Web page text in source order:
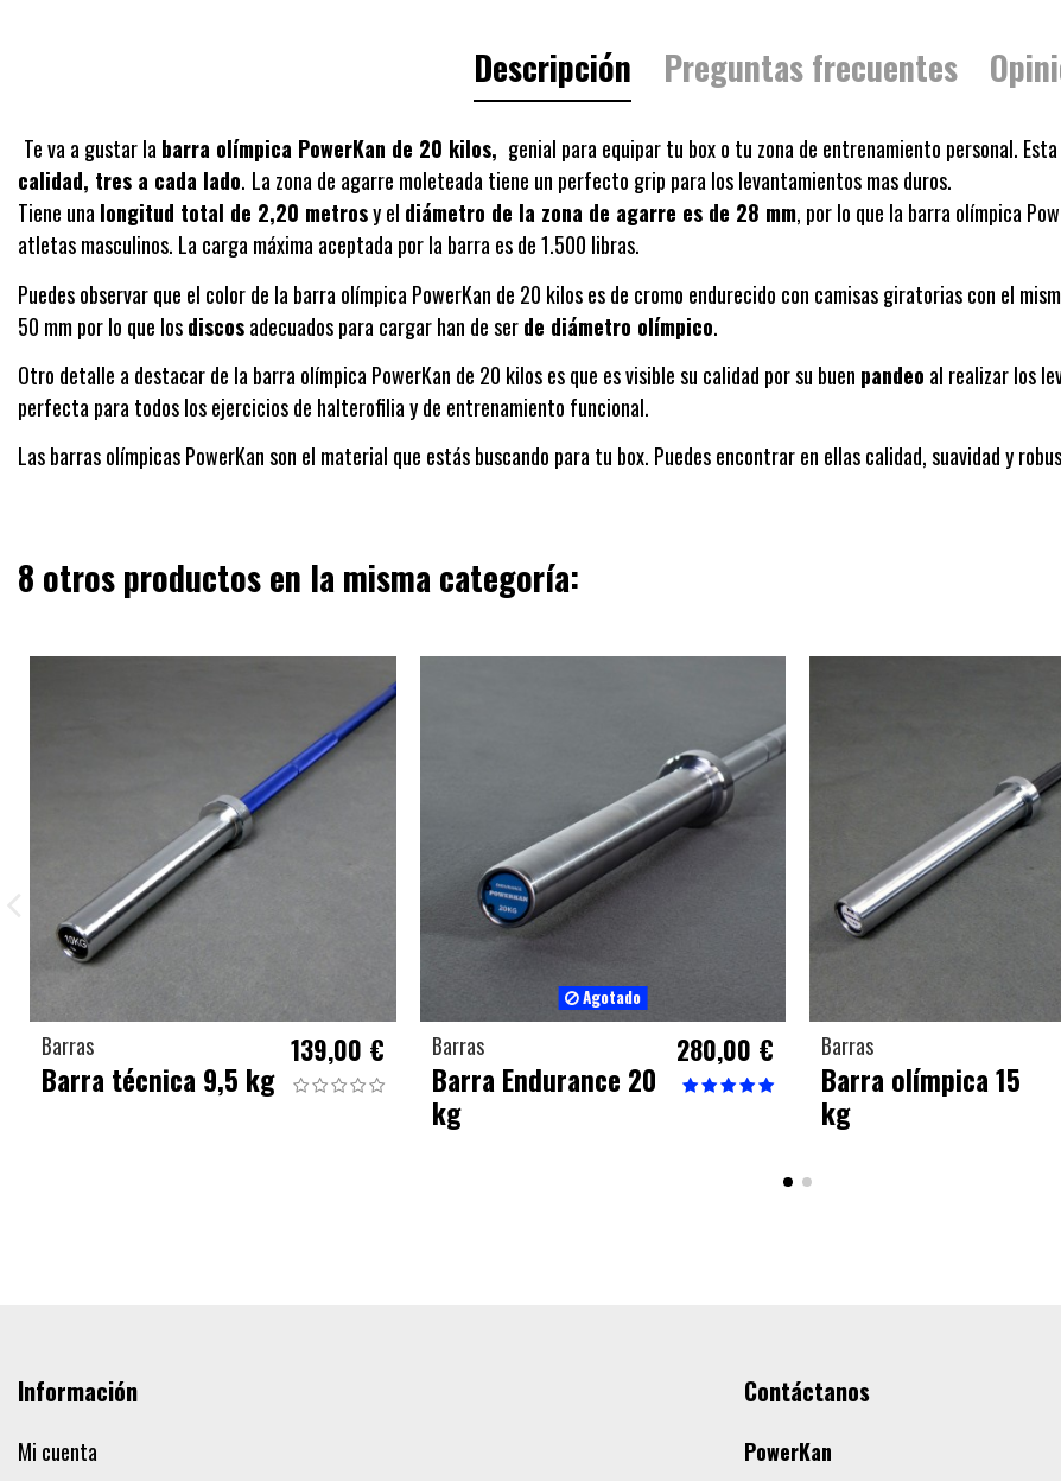
Descripción Preguntas frecuentes
Te va a gustar la barra olímpica PowerKan de 20 kilos, genial para equipar tu box o tu zona de entrenamiento personal.
calidad, tres a cada lado. La zona de agarre moleteada tiene un perfecto grip para los levantamientos mas duros.
Tiene una longitud total de 2,20 metrosy el diámetro de la zona de agarre es de 28 mm, por lo que la barra olímpica
atletas masculinos. La carga máxima aceptada por la barra es de 1.500 libras.
Puedes observar que el color de la barra olímpica PowerKan de 20 kilos es de cromo endurecido con camisas giratorias con el
50 mm por lo que losdiscosadecuados para cargar han de serde diámetro olímpico.
Otro detalle a destacar de la barra olímpica PowerKan de 20 kilos es que es visible su calidad por su buen pandeo al realizar los
perfecta para todos los ejercicios de halterofilia y de entrenamiento funcional.
Las barras olímpicas PowerKan son el material que estás buscando para tu box. Puedes encontrar en ellas calidad, suavidad y
8 otros productos en la misma categoría:
Barras
Barra técnica 9,5 kg
139,00 €
Agotado
Barras
Barra Endurance 20
kg
280,00 € Barras
Barra olímpica 15
kg
Información
Mi cuenta
Contáctanos
PowerKan